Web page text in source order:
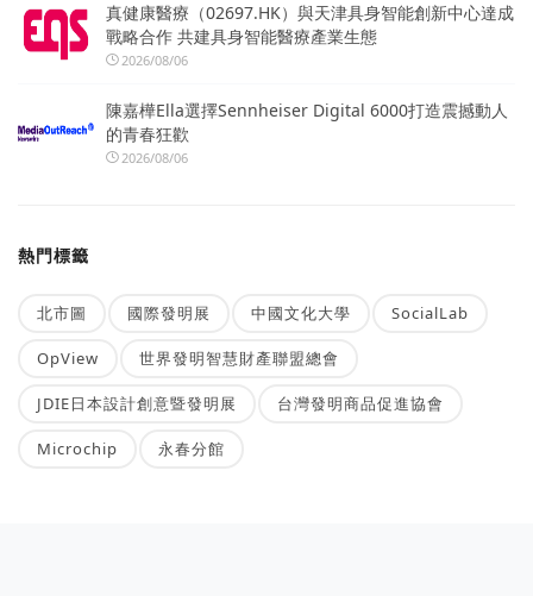
真健康醫療（02697.HK）與天津具身智能創新中心達成
戰略合作 共建具身智能醫療產業生態
2026/08/06
陳嘉樺Ella選擇Sennheiser Digital 6000打造震撼動人
的青春狂歡
2026/08/06
熱門標籤
北市圖 國際發明展 中國文化大學 SocialLab
OpView 世界發明智慧財產聯盟總會
JDIE日本設計創意暨發明展 台灣發明商品促進協會
Microchip 永春分館